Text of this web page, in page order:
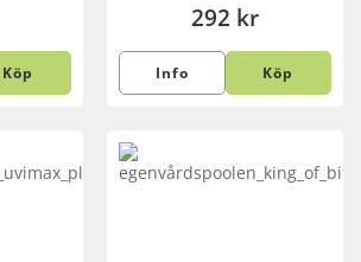
Köp
292 kr
Info Köp